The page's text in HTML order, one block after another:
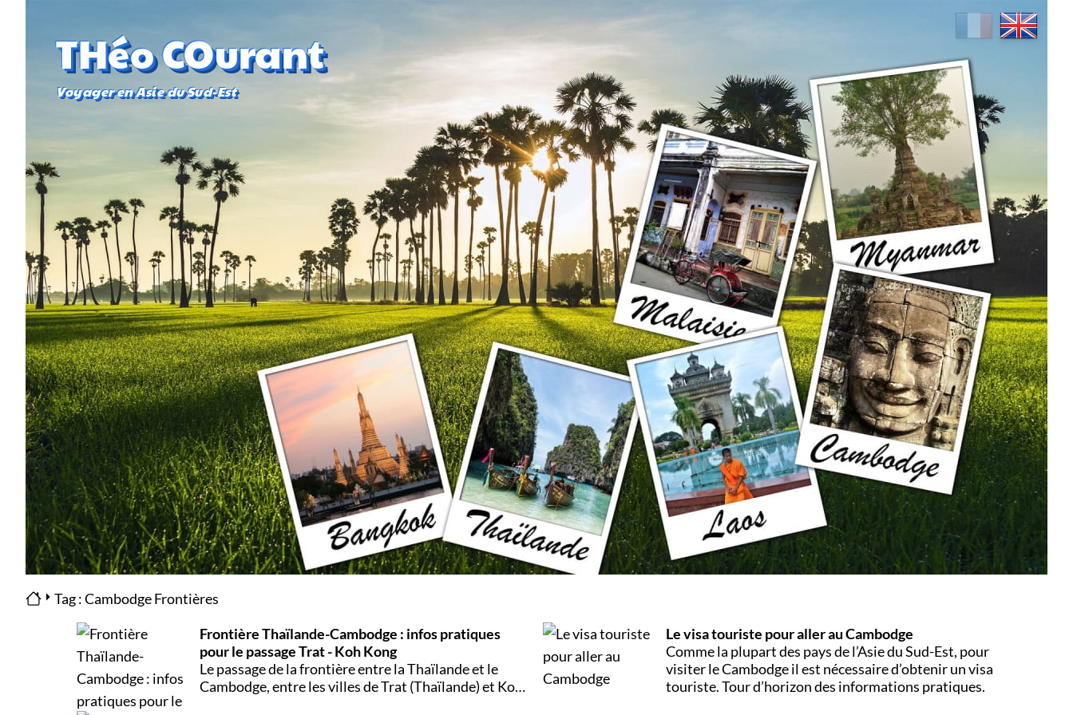
THéo COurant
Voyager en Asie du Sud-Est
Tag : Cambodge Frontières
Frontière Thaïlande-Cambodge : infos pratiques
pour le passage Trat - Koh Kong
Le passage de la frontière entre la Thaïlande et le
Cambodge, entre les villes de Trat (Thaïlande) et Koh
Le visa touriste pour aller au Cambodge
Comme la plupart des pays de l’Asie du Sud-Est, pour
visiter le Cambodge il est nécessaire d’obtenir un visa
touriste. Tour d’horizon des informations pratiques.